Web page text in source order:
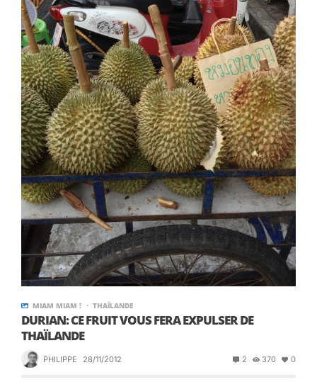
MIAM MIAM ! THAÏLANDE
DURIAN: CE FRUIT VOUS FERA EXPULSER DE
THAÏLANDE
PHILIPPE 28/11/2012 2 370 0